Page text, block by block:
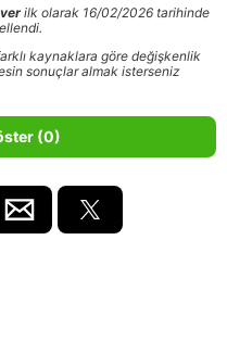
ilk olarak 16/02/2026 tarihinde
kaynaklara göre değişkenlik
sonuçlar almak isterseniz
(0)